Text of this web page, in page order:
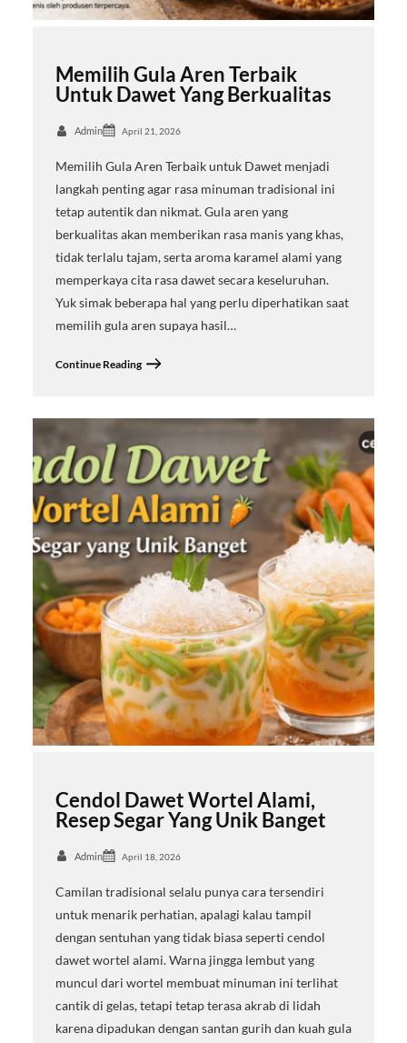
Memilih Gula Aren Terbaik
Untuk Dawet Yang Berkualitas
Admin April 21, 2026
Memilih Gula Aren Terbaik untuk Dawet menjadi
langkah penting agar rasa minuman tradisional ini
tetap autentik dan nikmat. Gula aren yang
berkualitas akan memberikan rasa manis yang khas,
tidak terlalu tajam, serta aroma karamel alami yang
memperkaya cita rasa dawet secara keseluruhan.
Yuk simak beberapa hal yang perlu diperhatikan saat
memilih gula aren supaya hasil…
Continue Reading
Cendol Dawet Wortel Alami,
Resep Segar Yang Unik Banget
Admin April 18, 2026
Camilan tradisional selalu punya cara tersendiri
untuk menarik perhatian, apalagi kalau tampil
dengan sentuhan yang tidak biasa seperti cendol
dawet wortel alami. Warna jingga lembut yang
muncul dari wortel membuat minuman ini terlihat
cantik di gelas, tetapi tetap terasa akrab di lidah
karena dipadukan dengan santan gurih dan kuah gula